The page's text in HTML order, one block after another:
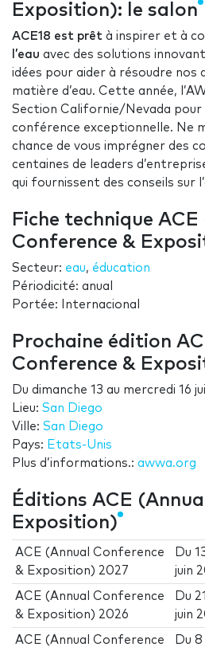
Exposition): le salon
ACE18 est prêt à inspirer et à
l’eau avec des solutions
idées pour aider à résoudre nos
matière d’eau. Cette année,
Section Californie/Nevada pour
conférence exceptionnelle. Ne
chance de vous imprégner des
centaines de leaders
qui fournissent des conseils sur
Fiche technique ACE
Conference &
Secteur: eau, éducation
Périodicité: anual
Portée: Internacional
Prochaine édition
Conference &
Du dimanche 13 au mercredi 16
Lieu: San Diego
Ville: San Diego
Pays: Etats-Unis
Plus d’informations.: awwa.org
Éditions ACE
Exposition)
ACE (Annual Conference
& Exposition) 2027
Du
juin
ACE (Annual Conference
& Exposition) 2026
Du 21
juin
ACE (Annual Conference
Du8